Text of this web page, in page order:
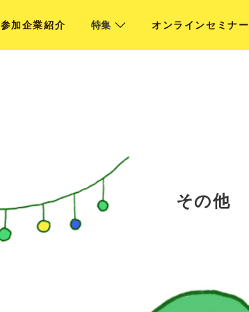
参加企業紹介 特集 オンラインセミナー
その他